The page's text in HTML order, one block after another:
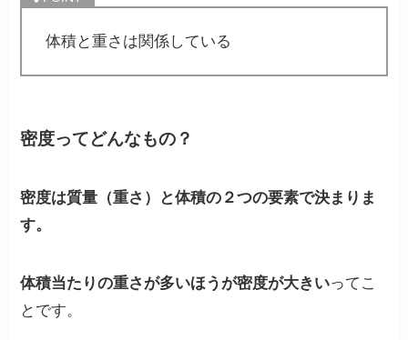
体積と重さは関係している
密度ってどんなもの？
密度は質量（重さ） と体積の２つの要素で決まりま
す。
体積当たりの重さが多いほうが密度が大きいってこ
とです。